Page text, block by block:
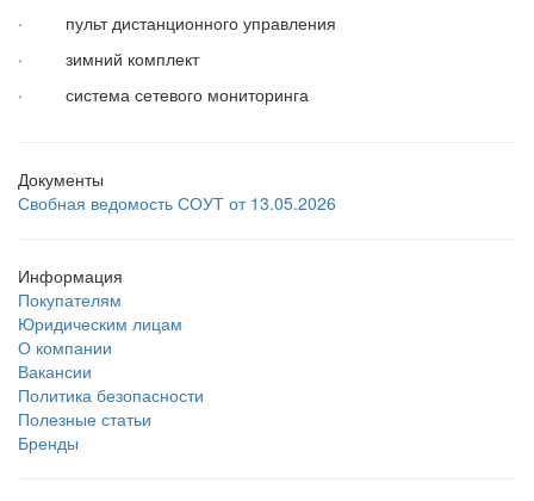
· пульт дистанционного управления
· зимний комплект
· система сетевого мониторинга
Документы
Свобная ведомость СОУТ от 13.05.2026
Информация
Покупателям
Юридическим лицам
О компании
Вакансии
Политика безопасности
Полезные статьи
Бренды